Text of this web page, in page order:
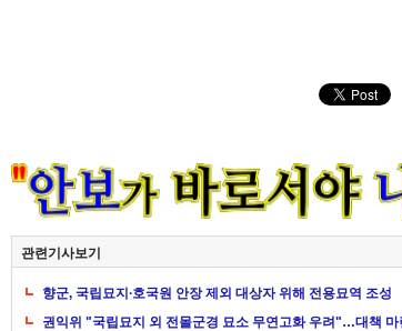
관련기사보기
향군, 국립묘지∙호국원 안장 제외 대상자 위해 전용묘역 조성
권익위 "국립묘지 외 전몰군경 묘소 무연고화 우려"…대책 마